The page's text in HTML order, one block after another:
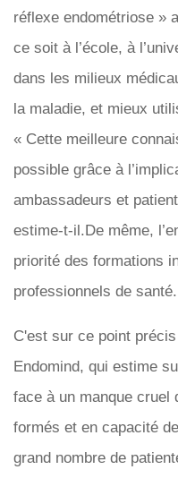
réflexe endométriose »
ce soit à l’école, à
dans les milieux
la maladie, et mieux
« Cette meilleure
possible grâce à
ambassadeurs et
estime-t-il.De même,
priorité des formations
professionnels de santé.
C'est sur ce point
Endomind, qui estime
face à un manque cruel
formés et en capacité
grand nombre de